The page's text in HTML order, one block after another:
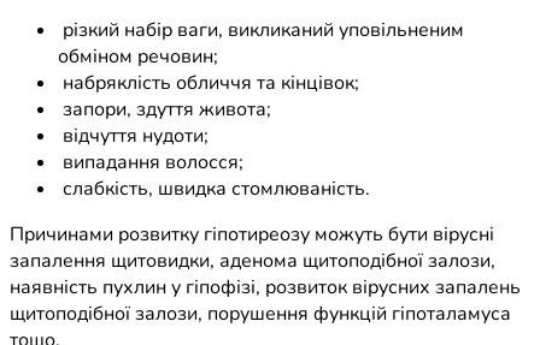
різкий набір ваги, викликаний уповільненим
обміном речовин;
набряклість обличчя та кінцівок;
запори, здуття живота;
відчуття нудоти;
випадання волосся;
слабкість, швидка стомлюваність.
Причинами розвитку гіпотиреозу можуть бути вірусні
запалення щитовидки, аденома щитоподібної залози,
наявність пухлин у гіпофізі, розвиток вірусних запалень
щитоподібної залози, порушення функцій гіпоталамуса